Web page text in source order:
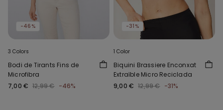
-46%
3 Colors
Bodi de Tirants Fins de
Microfibra
7,00 € 12,99 € -46%
-31%
1 Color
Biquini Brassiere Enconxat
Extraïble Micro Reciclada
9,00 € 12,99 € -31%